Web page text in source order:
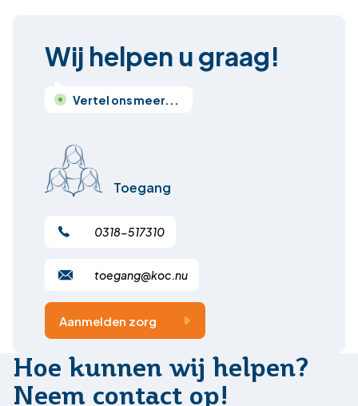
Wij helpen u graag!
Vertel ons meer...
Toegang
0318-517310
toegang@koc.nu
Aanmelden zorg
Hoe kunnen wij helpen?
Neem contact op!